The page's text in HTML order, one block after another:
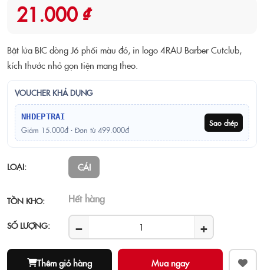
21.000 ₫
Bật lửa BIC dòng J6 phối màu đỏ, in logo 4RAU Barber Cutclub,
kích thước nhỏ gọn tiện mang theo.
VOUCHER KHẢ DỤNG
NHDEPTRAI
Giảm 15.000đ · Đơn từ 499.000đ
Sao chép
LOẠI: CÁI
TỒN KHO: Hết hàng
SỐ LƯỢNG: − +
Thêm giỏ hàng